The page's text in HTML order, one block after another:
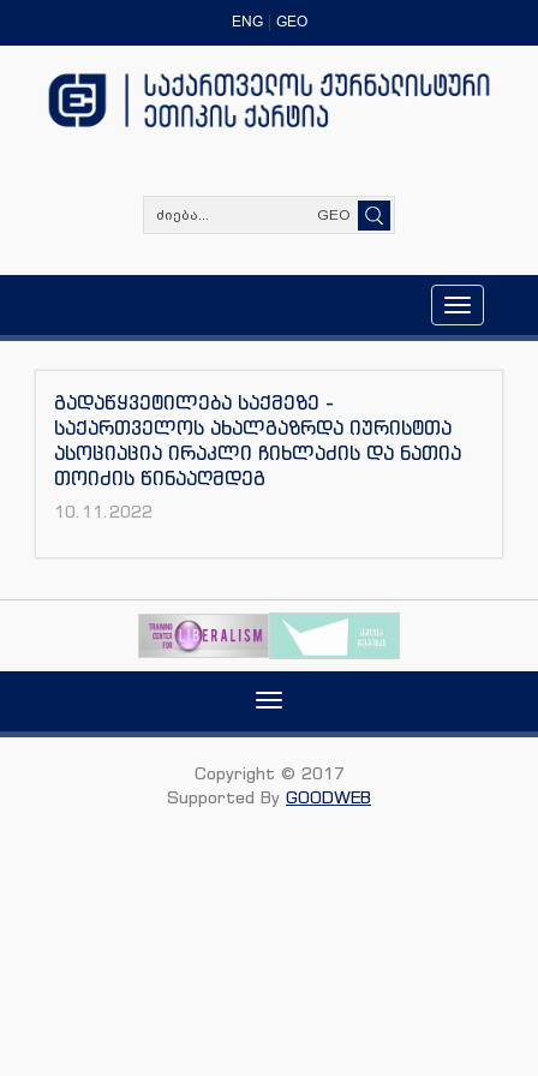
ENG GEO
GEO
Toggle
navigation
გადაწყვეტილება საქმეზე -
საქართველოს ახალგაზრდა იურისტთა
ასოციაცია ირაკლი ჩიხლაძის და ნათია
თოიძის წინააღმდეგ
10.11.2022
Toggle
Copyright © 2017
Supported By GOODWEB